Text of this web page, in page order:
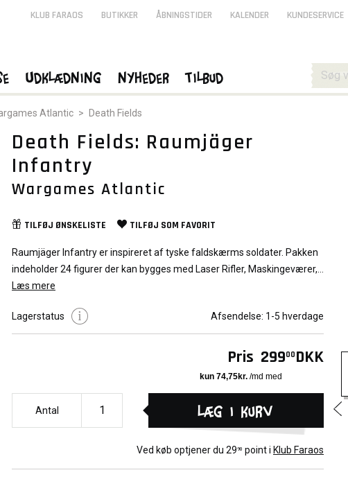
Atlantic > Death Fields
Death Fields: Raumjäger
Infantry
Wargames Atlantic
TILFØJ ØNSKELISTE TILFØJ SOM FAVORIT
Raumjäger Infantry er inspireret af tyske faldskærms soldater. Pakken
indeholder 24 figurer der kan bygges med Laser Rifler, Maskingeværer,
flammekastere og plasma våben.
Atlantic. De er egnet til at bruge som alternative figurer til forskellige
Science Fiction krigsspil eller Rollespil.
Læs mere
Lagerstatus Afsendelse: 1-5 hverdage
Pris 29900 DKK
Antal Læg i kurv
Ved køb optjener du 2990 point i Klub Faraos
KLUB FARAOS BUTIKKER ÅBNINGSTIDER KALENDER KUNDESERVICE
Udklædning Nyheder Tilbud